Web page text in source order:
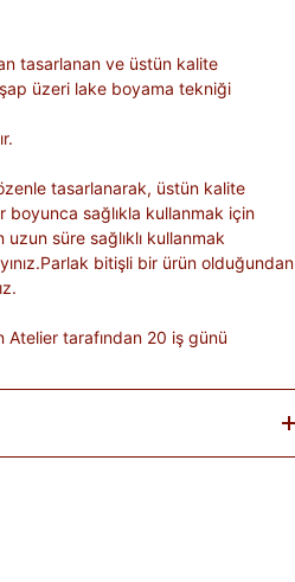
tasarlanan ve üstün kalite
üzeri lake boyama tekniği
tasarlanarak, üstün kalite
boyunca sağlıkla kullanmak için
süre sağlıklı kullanmak
bitişli bir ürün olduğundan
Atelier tarafından 20 iş günü